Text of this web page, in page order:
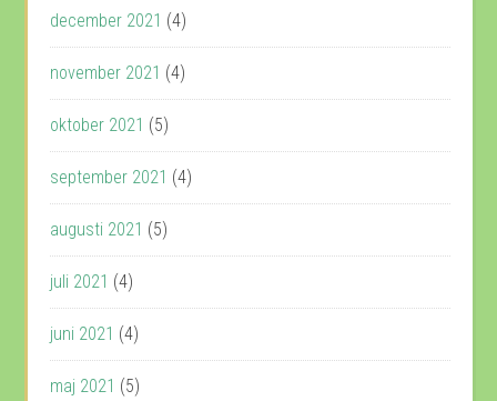
december 2021 (4)
november 2021 (4)
oktober 2021 (5)
september 2021 (4)
augusti 2021 (5)
juli 2021 (4)
juni 2021 (4)
maj 2021 (5)